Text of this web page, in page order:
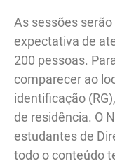
As sessões
expectativa de
200 pessoas.
comparecer ao
identificação
de residência. O
estudantes de
todo o conteúdo